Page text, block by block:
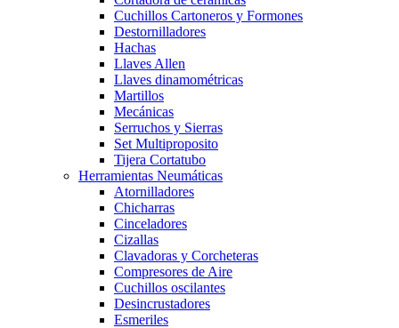
Cuchillos Cartoneros y Formones
Destornilladores
Hachas
Llaves Allen
Llaves dinamométricas
Martillos
Mecánicas
Serruchos y Sierras
Set Multiproposito
Tijera Cortatubo
Herramientas Neumáticas
Atornilladores
Chicharras
Cinceladores
Cizallas
Clavadoras y Corcheteras
Compresores de Aire
Cuchillos oscilantes
Desincrustadores
Esmeriles